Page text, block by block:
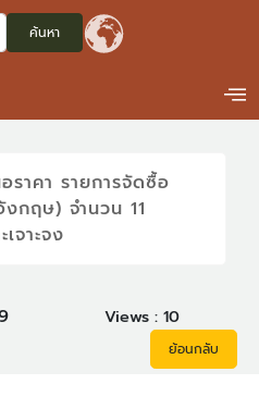
ราคา รายการจัดซื้อ
กฤษ) จำนวน 11
จาะจง
Views : 10
ย้อนกลับ